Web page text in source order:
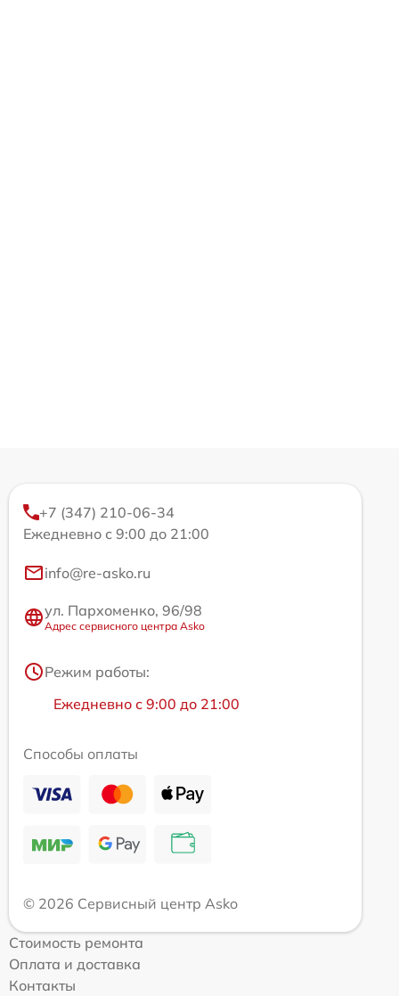
+7 (347) 210-06-34
Ежедневно с 9:00 до 21:00
info@re-asko.ru
ул. Пархоменко, 96/98
Адрес сервисного центра Asko
Режим работы:
Ежедневно с 9:00 до 21:00
Способы оплаты
© 2026 Сервисный центр Asko
Стоимость ремонта
Оплата и доставка
Контакты